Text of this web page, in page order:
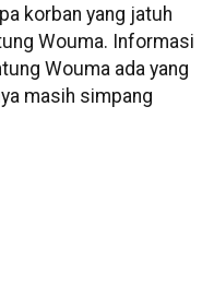
korban yang jatuh
Wouma. Informasi
Wouma ada yang
masih simpang